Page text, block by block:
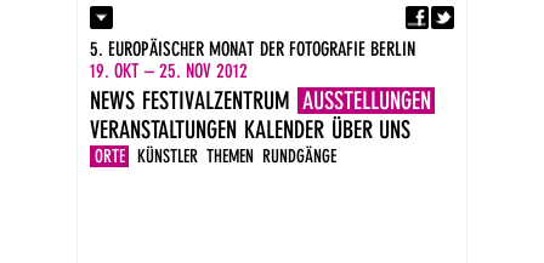
Kontakt
Presse
Impressum
DE
EN
5. EUROPÄISCHER MONAT DER FOTOGRAFIE BERLIN
19. OKT – 25. NOV 2012
NEWS FESTIVALZENTRUM AUSSTELLUNGEN
ORTE KÜNSTLER THEMEN RUNDGÄNGE
VERANSTALTUNGEN KALENDER ÜBER UNS